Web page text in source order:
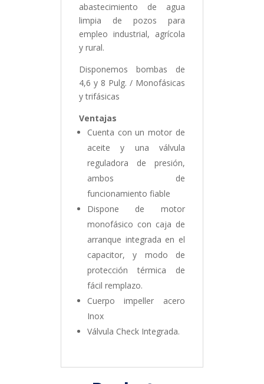
abastecimiento de agua
limpia de pozos para
empleo industrial, agrícola
y rural.
Disponemos bombas de
4,6 y 8 Pulg. / Monofásicas
y trifásicas
Ventajas
Cuenta con un motor de
aceite y una válvula
reguladora de presión,
ambos de
funcionamiento fiable
Dispone de motor
monofásico con caja de
arranque integrada en el
capacitor, y modo de
protección térmica de
fácil remplazo.
Cuerpo impeller acero
Inox
Válvula Check Integrada.